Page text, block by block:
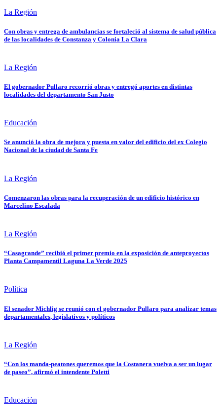
La Región
Con obras y entrega de ambulancias se fortaleció al sistema de salud pública
de las localidades de Constanza y Colonia La Clara
La Región
El gobernador Pullaro recorrió obras y entregó aportes en distintas
localidades del departamento San Justo
Educación
Se anunció la obra de mejora y puesta en valor del edificio del ex Colegio
Nacional de la ciudad de Santa Fe
La Región
Comenzaron las obras para la recuperación de un edificio histórico en
Marcelino Escalada
La Región
“Casagrande” recibió el primer premio en la exposición de anteproyectos
Planta Campamentil Laguna La Verde 2025
Política
El senador Michlig se reunió con el gobernador Pullaro para analizar temas
departamentales, legislativos y políticos
La Región
“Con los manda-peatones queremos que la Costanera vuelva a ser un lugar
de paseo”, afirmó el intendente Poletti
Educación